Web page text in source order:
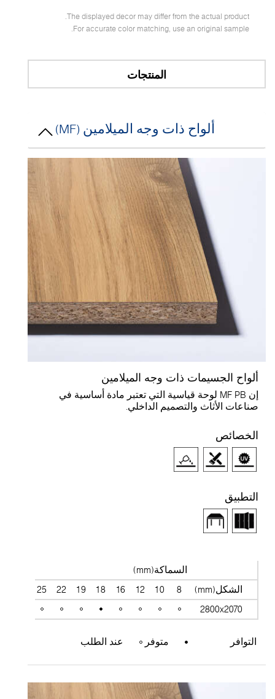
The displayed decor may differ from the actual product.
For accurate color matching, use an original sample.
المنتجات
ألواح ذات وجه الميلامين (MF)
ألواح الجسيمات ذات وجه الميلامين
إن MF PB لوحة قياسية التي تعتبر مادة أساسية في
صناعات الأثاث والتصميم الداخلي.
الخصائص
التطبيق
السماكة(mm)
الشكل(mm)
8
10
12
16
18
19
22
25
2800x2070
التوافر متوفر عند الطلب